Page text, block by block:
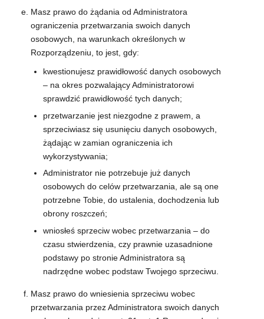
Masz prawo do żądania od Administratora
ograniczenia przetwarzania swoich danych
osobowych, na warunkach określonych w
Rozporządzeniu, to jest, gdy:
kwestionujesz prawidłowość danych osobowych
– na okres pozwalający Administratorowi
sprawdzić prawidłowość tych danych;
przetwarzanie jest niezgodne z prawem, a
sprzeciwiasz się usunięciu danych osobowych,
żądając w zamian ograniczenia ich
wykorzystywania;
Administrator nie potrzebuje już danych
osobowych do celów przetwarzania, ale są one
potrzebne Tobie, do ustalenia, dochodzenia lub
obrony roszczeń;
wniosłeś sprzeciw wobec przetwarzania – do
czasu stwierdzenia, czy prawnie uzasadnione
podstawy po stronie Administratora są
nadrzędne wobec podstaw Twojego sprzeciwu.
Masz prawo do wniesienia sprzeciwu wobec
przetwarzania przez Administratora swoich danych